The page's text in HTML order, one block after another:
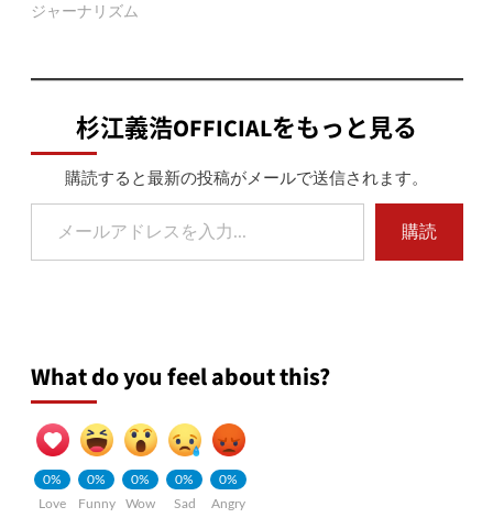
ジャーナリズム
杉江義浩OFFICIALをもっと見る
購読すると最新の投稿がメールで送信されます。
メールアドレスを入力...
購読
What do you feel about this?
0%
Love
0%
Funny
0%
Wow
0%
Sad
0%
Angry